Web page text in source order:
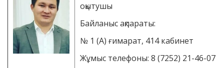
оқытушы
Байланыс ақпараты:
№ 1 (А) ғимарат, 414 кабинет
Жұмыс телефоны: 8 (7252) 21-46-07